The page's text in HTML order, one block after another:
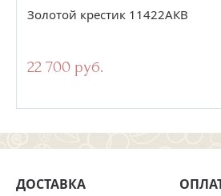
Золотой крестик 11422АКВ
22 700 руб.
ДОСТАВКА